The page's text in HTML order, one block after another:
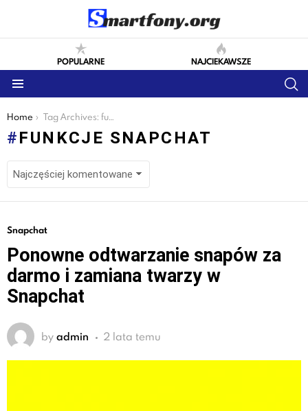
POPULARNE NAJCIEKAWSZE
You are here:
Home Tag Archives: funkcje snapchat
FUNKCJE SNAPCHAT
LATEST
Snapchat
Ponowne odtwarzanie snapów za
darmo i zamiana twarzy w
Snapchat
by admin 2 lata temu